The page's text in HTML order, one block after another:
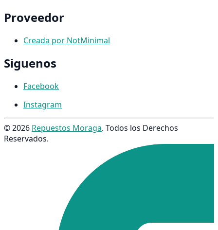
Proveedor
Creada por NotMinimal
Siguenos
Facebook
Instagram
© 2026 Repuestos Moraga. Todos los Derechos
Reservados.